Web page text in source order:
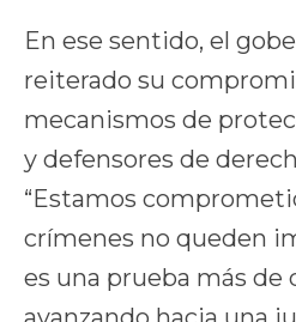
En ese sentido, el
reiterado su
mecanismos de
y defensores de
“Estamos
crímenes no queden
es una prueba más de